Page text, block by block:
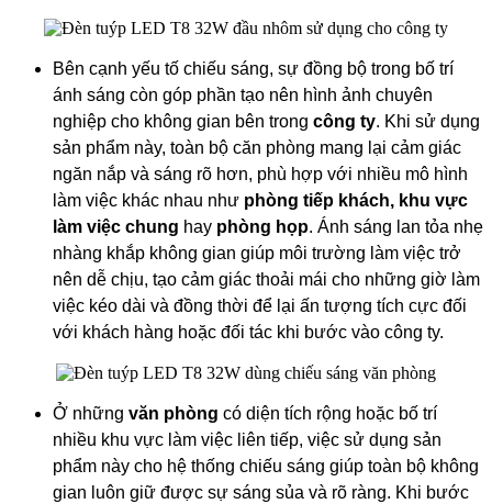
Bên cạnh yếu tố chiếu sáng, sự đồng bộ trong bố trí
ánh sáng còn góp phần tạo nên hình ảnh chuyên
nghiệp cho không gian bên trong công ty. Khi sử dụng
sản phẩm này, toàn bộ căn phòng mang lại cảm giác
ngăn nắp và sáng rõ hơn, phù hợp với nhiều mô hình
làm việc khác nhau như phòng tiếp khách, khu vực
làm việc chung hay phòng họp. Ánh sáng lan tỏa nhẹ
nhàng khắp không gian giúp môi trường làm việc trở
nên dễ chịu, tạo cảm giác thoải mái cho những giờ làm
việc kéo dài và đồng thời để lại ấn tượng tích cực đối
với khách hàng hoặc đối tác khi bước vào công ty.
Ở những văn phòng có diện tích rộng hoặc bố trí
nhiều khu vực làm việc liên tiếp, việc sử dụng sản
phẩm này cho hệ thống chiếu sáng giúp toàn bộ không
gian luôn giữ được sự sáng sủa và rõ ràng. Khi bước